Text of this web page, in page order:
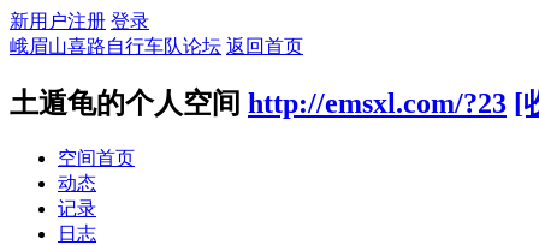
新用户注册 登录
峨眉山喜路自行车队论坛 返回首页
土遁龟的个人空间 http://emsxl.com/?23 [
空间首页
动态
记录
日志